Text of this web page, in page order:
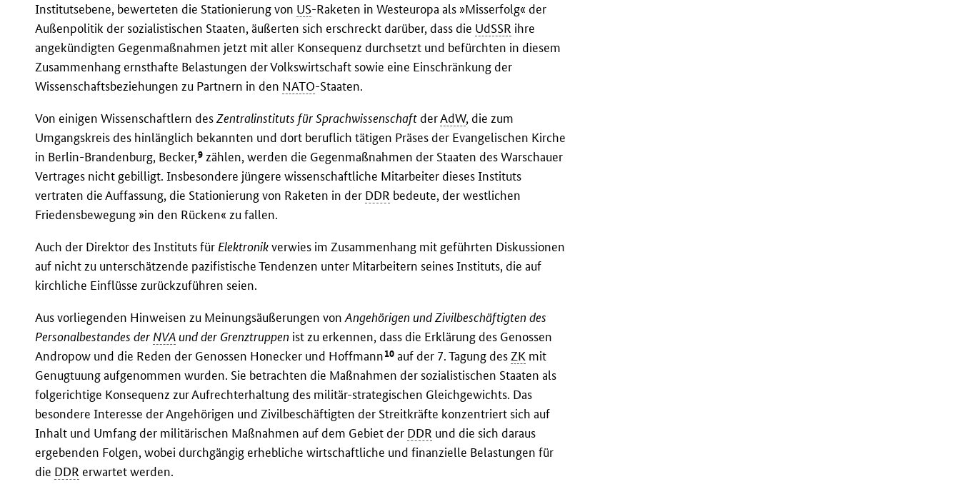
Institutsebene, bewerteten die Stationierung von US-Raketen in Westeuropa als »Misserfolg« der
Außenpolitik der sozialistischen Staaten, äußerten sich erschreckt darüber, dass die UdSSR ihre
angekündigten Gegenmaßnahmen jetzt mit aller Konsequenz durchsetzt und befürchten in diesem
Zusammenhang ernsthafte Belastungen der Volkswirtschaft sowie eine Einschränkung der
Wissenschaftsbeziehungen zu Partnern in den NATO-Staaten.
Von einigen Wissenschaftlern desZentralinstituts für SprachwissenschaftderAdW, die zum
Umgangskreis des hinlänglich bekannten und dort beruflich tätigen Präses der Evangelischen Kirche
in Berlin-Brandenburg, Becker,9 zählen, werden die Gegenmaßnahmen der Staaten des Warschauer
Vertrages nicht gebilligt. Insbesondere jüngere wissenschaftliche Mitarbeiter dieses Instituts
vertraten die Auffassung, die Stationierung von Raketen in der DDR bedeute, der westlichen
Friedensbewegung »in den Rücken« zu fallen.
Auch der Direktor des Instituts für Elektronikverwies im Zusammenhang mit geführten Diskussionen
auf nicht zu unterschätzende pazifistische Tendenzen unter Mitarbeitern seines Instituts, die auf
kirchliche Einflüsse zurückzuführen seien.
Aus vorliegenden Hinweisen zu Meinungsäußerungen vonAngehörigen und Zivilbeschäftigten des
Personalbestandes der NVAund der Grenztruppen ist zu erkennen, dass die Erklärung des Genossen
Andropow und die Reden der Genossen Honecker und Hoffmann10 auf der 7. Tagung desZK mit
Genugtuung aufgenommen wurden. Sie betrachten die Maßnahmen der sozialistischen Staaten als
folgerichtige Konsequenz zur Aufrechterhaltung des militär-strategischen Gleichgewichts. Das
besondere Interesse der Angehörigen und Zivilbeschäftigten der Streitkräfte konzentriert sich auf
Inhalt und Umfang der militärischen Maßnahmen auf dem Gebiet der DDR und die sich daraus
ergebenden Folgen, wobei durchgängig erhebliche wirtschaftliche und finanzielle Belastungen für
die DDR erwartet werden.